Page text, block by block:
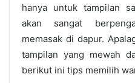
hanya untuk tampilan
akan sangat
memasak di dapur.
tampilan yang mewah
berikut ini tips memilih